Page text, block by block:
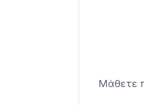
Μάθετε